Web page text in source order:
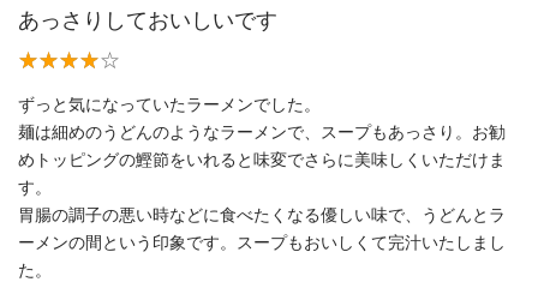
あっさりしておいしいです
ずっと気になっていたラーメンでした。
麺は細めのうどんのようなラーメンで、スープもあっさり。お勧
めトッピングの鰹節をいれると味変でさらに美味しくいただけま
す。
胃腸の調子の悪い時などに食べたくなる優しい味で、うどんとラ
ーメンの間という印象です。スープもおいしくて完汁いたしまし
た。